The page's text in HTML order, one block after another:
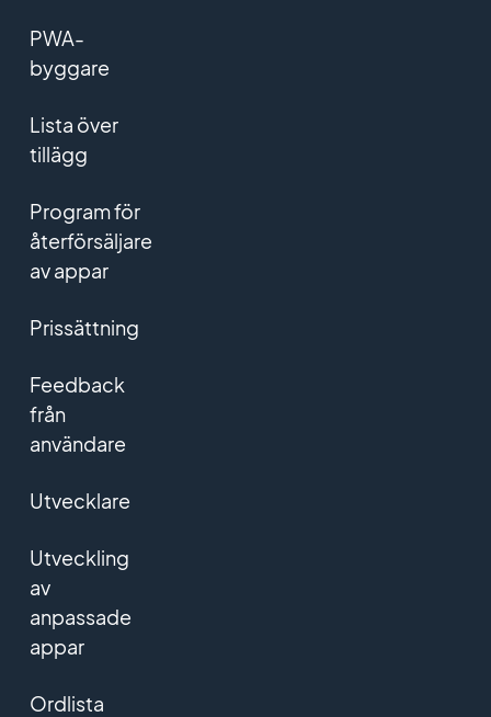
PWA-
byggare
Lista över
tillägg
Program för
återförsäljare
av appar
Prissättning
Feedback
från
användare
Utvecklare
Utveckling
av
anpassade
appar
Ordlista